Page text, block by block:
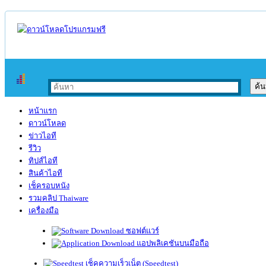
หน้าแรก
ดาวน์โหลด
ข่าวไอที
รีวิว
ทิปส์ไอที
สินค้าไอที
เช็ครอบหนัง
รวมคลิป Thaiware
เครื่องมือ
ซอฟต์แวร์
แอปพลิเคชันบนมือถือ
เช็คความเร็วเน็ต (Speedtest)